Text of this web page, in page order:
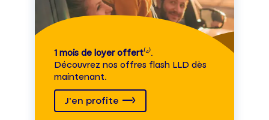
1 mois de loyer offert⁽⁴⁾.
Découvrez nos offres flash LLD dès
maintenant.
J'en profite